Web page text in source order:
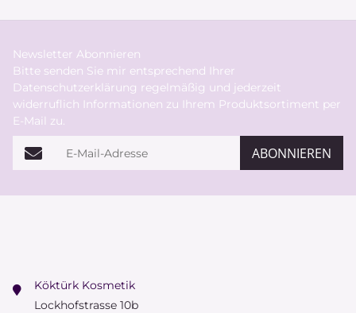
Newsletter Abonnieren
Bitte senden Sie mir entsprechend Ihrer
Datenschutzerklärung regelmäßig und jederzeit
widerruflich Informationen zu Ihrem Produktsortiment per
E-Mail zu.
E-Mail-Adresse ABONNIEREN
Köktürk Kosmetik
Lockhofstrasse 10b